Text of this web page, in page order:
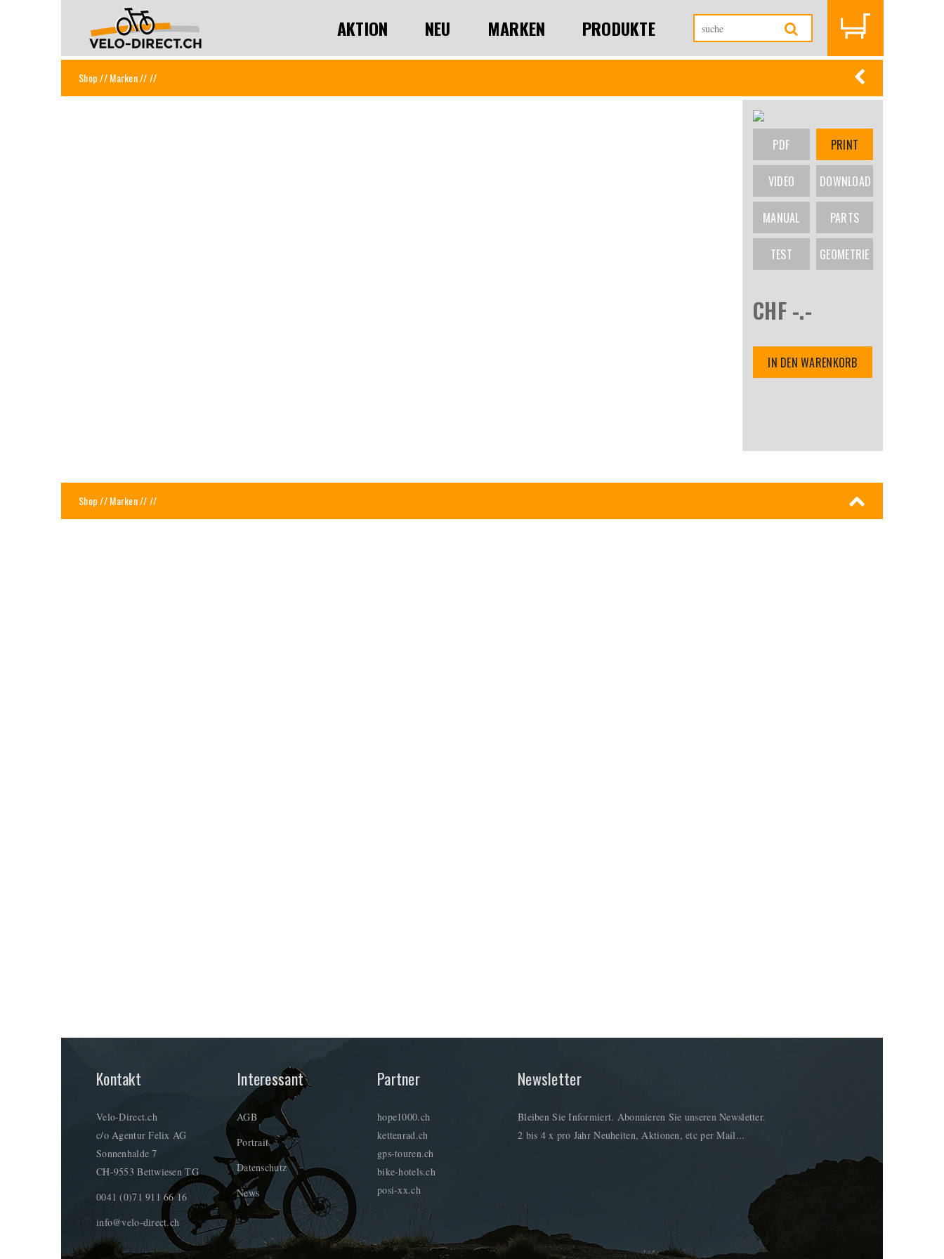
AKTION NEU MARKEN PRODUKTE
Shop//Marken////
PDF PRINT
VIDEO DOWNLOAD
MANUAL PARTS
TEST GEOMETRIE
CHF -.-
IN DEN WARENKORB
Shop//Marken////
Kontakt
Velo-Direct.ch
c/o Agentur Felix AG
Sonnenhalde 7
CH-9553 Bettwiesen TG
0041 (0)71 911 66 16
info@velo-direct.ch
Interessant
AGB
Portrait
Datenschutz
News
Partner
hope1000.ch
kettenrad.ch
gps-touren.ch
bike-hotels.ch
posi-xx.ch
Newsletter
Bleiben Sie Informiert. Abonnieren Sie unseren Newsletter.
2 bis 4 x pro Jahr Neuheiten, Aktionen, etc per Mail...